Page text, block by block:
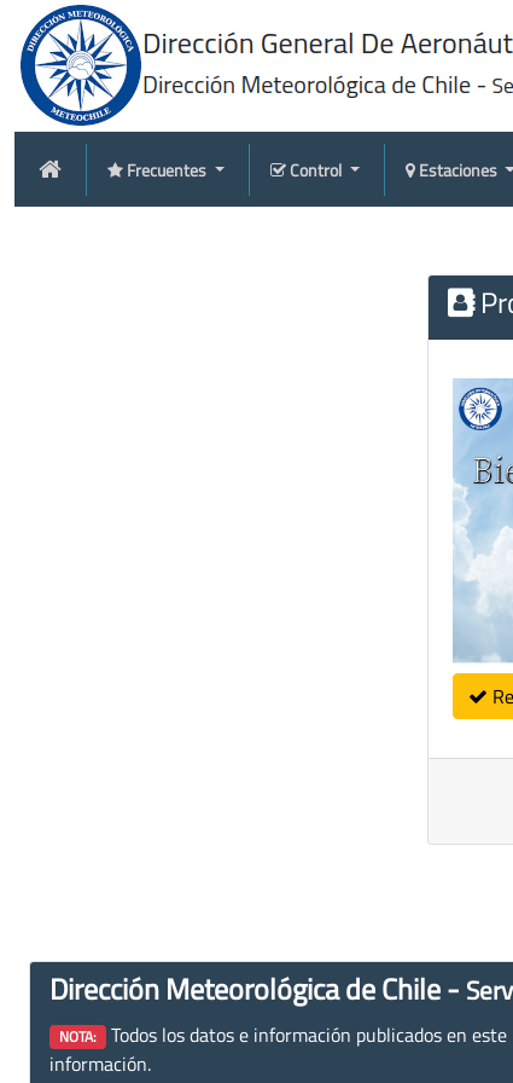
Frecuentes Control Estaciones
Dirección Meteorológica de Chile -
NOTA: Todos los datos e información publicados en
información.